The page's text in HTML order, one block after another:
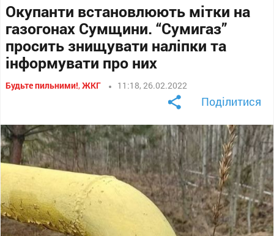
Окупанти встановлюють мітки на
газогонах Сумщини. “Сумигаз”
просить знищувати наліпки та
інформувати про них
Будьте пильними!,ЖКГ 11:18, 26.02.2022
Поділитися